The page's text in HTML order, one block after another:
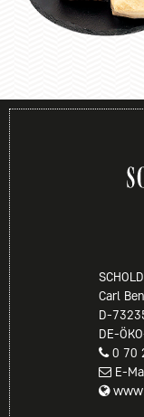
Carl
D-
DE-
0 70
E-